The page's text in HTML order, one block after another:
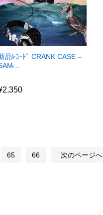
品ﾚｺｰﾄﾞ CRANK CASE –
2,350
65 66 次のページへ